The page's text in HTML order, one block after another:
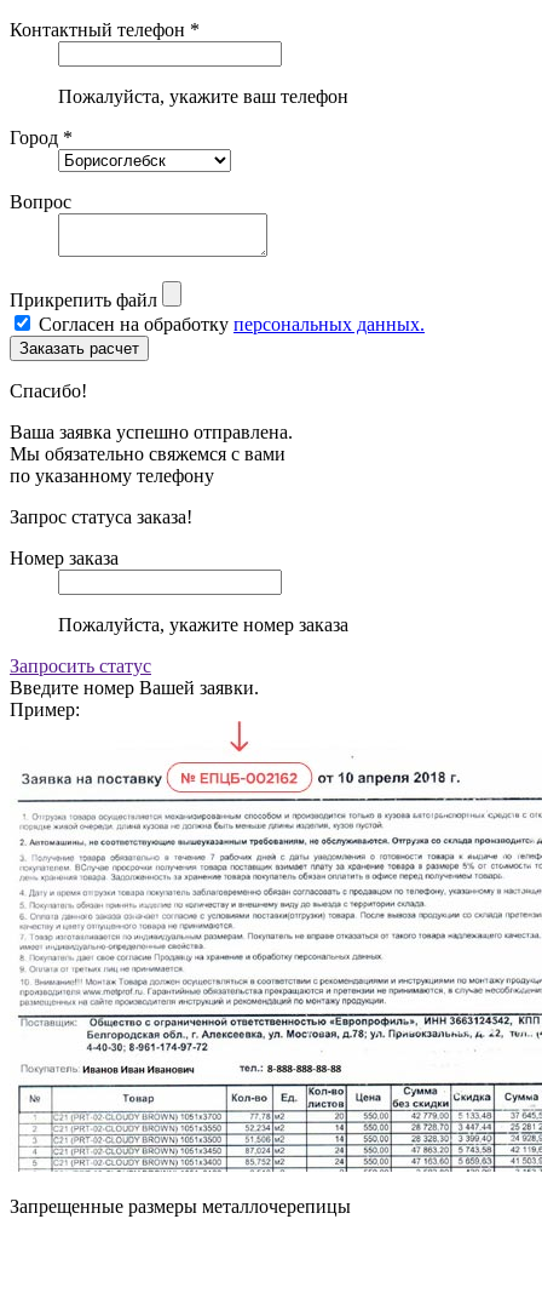
Контактный телефон *
Пожалуйста, укажите ваш телефон
Город *
Вопрос
Прикрепить файл
Согласен на обработку персональных данных.
Спасибо!
Ваша заявка успешно отправлена.
Мы обязательно свяжемся с вами
по указанному телефону
Запрос статуса заказа!
Номер заказа
Пожалуйста, укажите номер заказа
Запросить статус
Введите номер Вашей заявки.
Пример:
Запрещенные размеры металлочерепицы